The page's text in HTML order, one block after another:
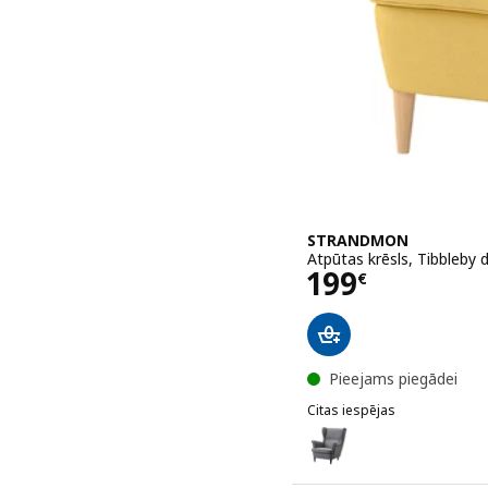
STRANDMON
Atpūtas krēsls, Tibbleby
199€
Cena 199€
Pieejams piegādei
Citas iespējas
STRANDMON
Variants: STRANDMON,
Variants: STRANDMON,